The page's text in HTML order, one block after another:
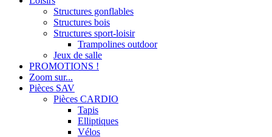
Structures gonflables
Structures bois
Structures sport-loisir
Trampolines outdoor
Jeux de salle
PROMOTIONS !
Zoom sur...
Pièces SAV
Pièces CARDIO
Tapis
Elliptiques
Vélos